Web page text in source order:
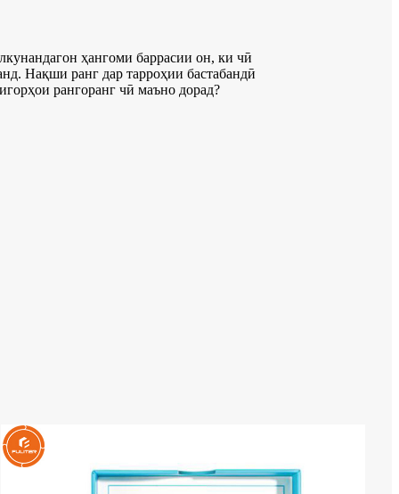
ҳангоми баррасии он, ки чӣ
Нақши ранг дар тарроҳии бастабандӣ
рангоранг чӣ маъно дорад?